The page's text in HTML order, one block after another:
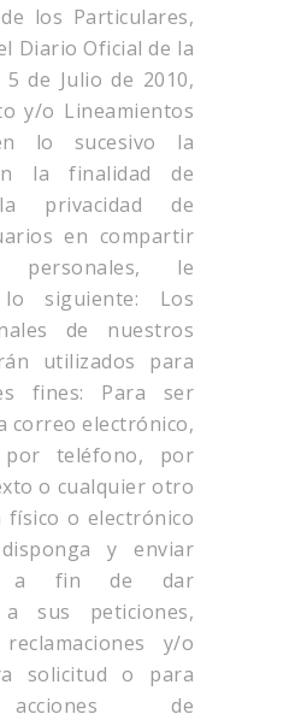
los Particulares,
Diario Oficial de la
5 de Julio de 2010,
y/o Lineamientos
lo sucesivo la
la finalidad de
privacidad de
en compartir
le
lo siguiente: Los
de nuestros
utilizados para
fines: Para ser
correo electrónico,
teléfono, por
o cualquier otro
físico o electrónico
y enviar
a fin de dar
a sus peticiones,
y/o
solicitud o para
de